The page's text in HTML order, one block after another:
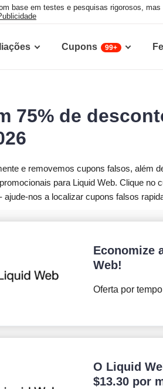
base em testes e pesquisas rigorosos,
Cupons 99+
75% de
e removemos cupons falsos, além
para Liquid Web. Clique
nos a localizar cupons falsos
Economize
Web!
Oferta por
O Liquid
$13.30 por